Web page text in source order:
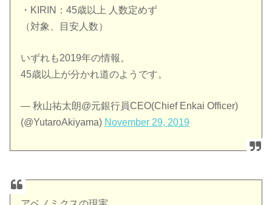
・KIRIN：45歳以上 人数定めず
（対象、目安人数）
いずれも2019年の情報。
45歳以上が分かれ道のようです。
— 秋山祐太朗@元銀行員CEO(Chief Enkai Officer)
(@YutaroAkiyama) November 29, 2019